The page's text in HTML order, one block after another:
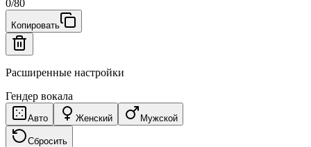
0/80
Копировать
Расширенные настройки
Гендер вокала
Авто Женский Мужской
Сбросить